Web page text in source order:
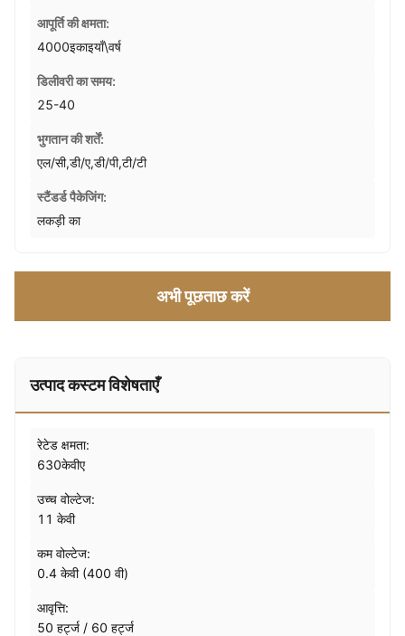
आपूर्ति की क्षमता:
4000इकाइयाँ\वर्ष
डिलीवरी का समय:
25-40
भुगतान की शर्तें:
एल/सी,डी/ए,डी/पी,टी/टी
स्टैंडर्ड पैकेजिंग:
लकड़ी का
अभी पूछताछ करें
उत्पाद कस्टम विशेषताएँ
रेटेड क्षमता:
630केवीए
उच्च वोल्टेज:
11 केवी
कम वोल्टेज:
0.4 केवी (400 वी)
आवृत्ति:
50 हर्ट्ज / 60 हर्ट्ज